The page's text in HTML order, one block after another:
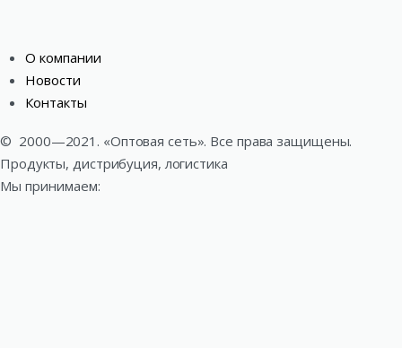
О компании
Новости
Контакты
© 2000—2021. «Оптовая сеть». Все права защищены.
Продукты, дистрибуция, логистика
Мы принимаем: